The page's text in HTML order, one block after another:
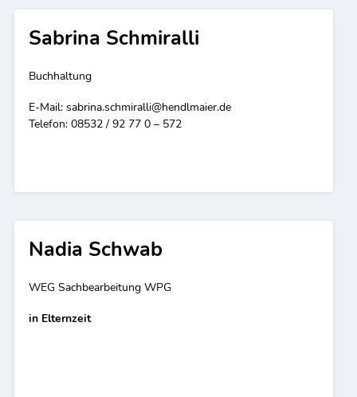
Sabrina Schmiralli
Buchhaltung
E-Mail: sabrina.schmiralli@hendlmaier.de
Telefon: 08532 / 92 77 0 – 572
Nadia Schwab
WEG Sachbearbeitung WPG
in Elternzeit